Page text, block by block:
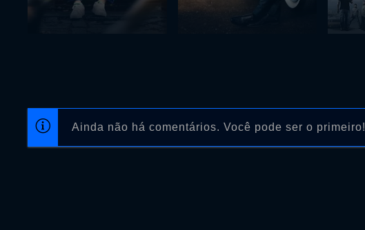
Ainda não há comentários. Você pode ser o primeiro!